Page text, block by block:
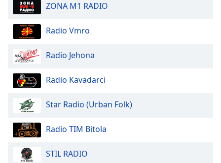
ZONA M1 RADIO
Radio Vmro
Radio Jehona
Radio Kavadarci
Star Radio (Urban Folk)
Radio TIM Bitola
STIL RADIO